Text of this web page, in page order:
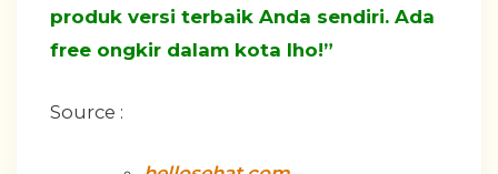
produk versi terbaik Anda sendiri. Ada
free ongkir dalam kota lho!”
Source :